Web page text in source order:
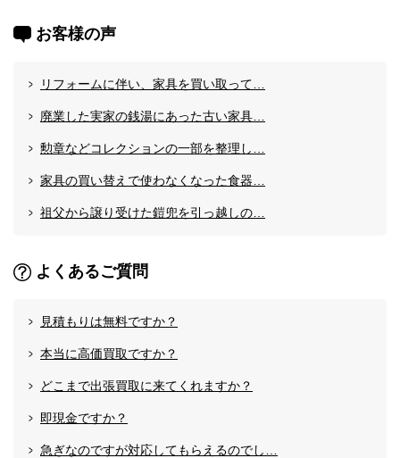
お客様の声
リフォームに伴い、家具を買い取って…
廃業した実家の銭湯にあった古い家具…
勲章などコレクションの一部を整理し…
家具の買い替えで使わなくなった食器…
祖父から譲り受けた鎧兜を引っ越しの…
よくあるご質問
見積もりは無料ですか？
本当に高価買取ですか？
どこまで出張買取に来てくれますか？
即現金ですか？
急ぎなのですが対応してもらえるのでし…